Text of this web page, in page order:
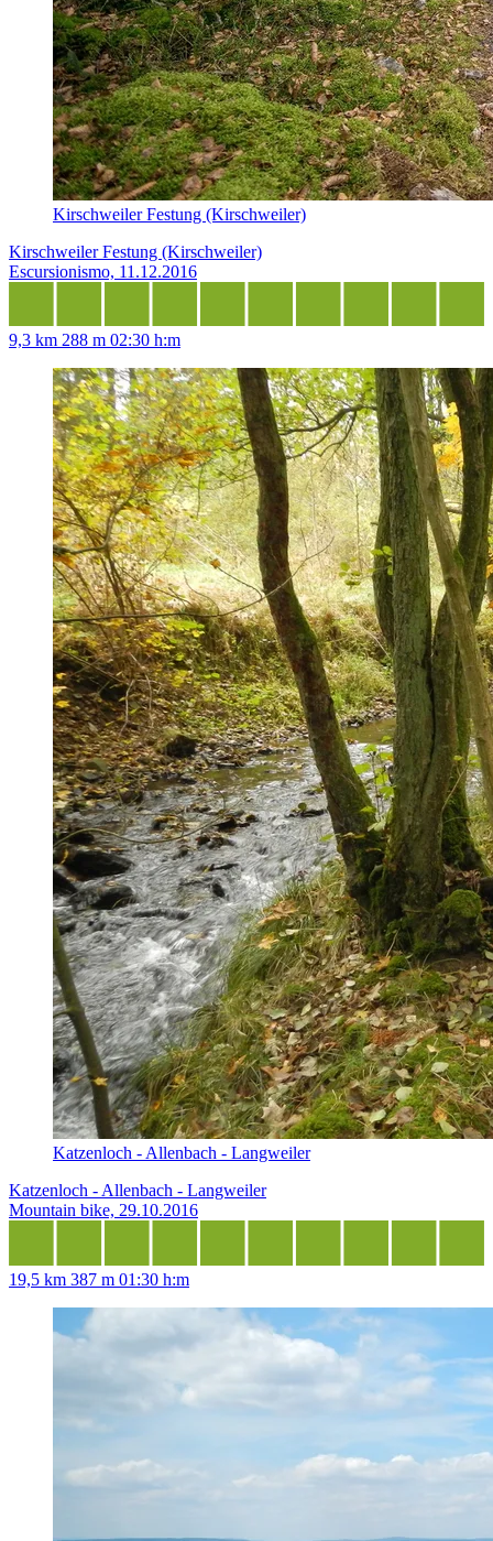
Kirschweiler Festung (Kirschweiler)
Kirschweiler Festung (Kirschweiler)
Escursionismo, 11.12.2016
9,3 km 288 m 02:30 h:m
Katzenloch - Allenbach - Langweiler
Katzenloch - Allenbach - Langweiler
Mountain bike, 29.10.2016
19,5 km 387 m 01:30 h:m